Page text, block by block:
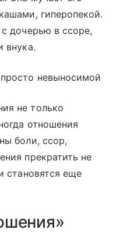
гиперопекой.
дочерью в ссоре,
внука.
невыносимой
не только
отношения
боли, ссор,
прекратить не
становятся еще